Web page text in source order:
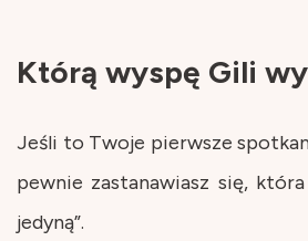
Którą wyspę Gili
Jeśli to Twoje pierwsze
pewnie zastanawiasz się,
jedyną”.